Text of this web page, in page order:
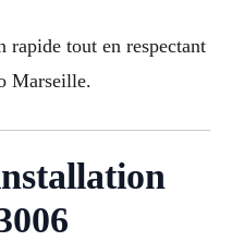
rapide tout en respectant
Marseille.